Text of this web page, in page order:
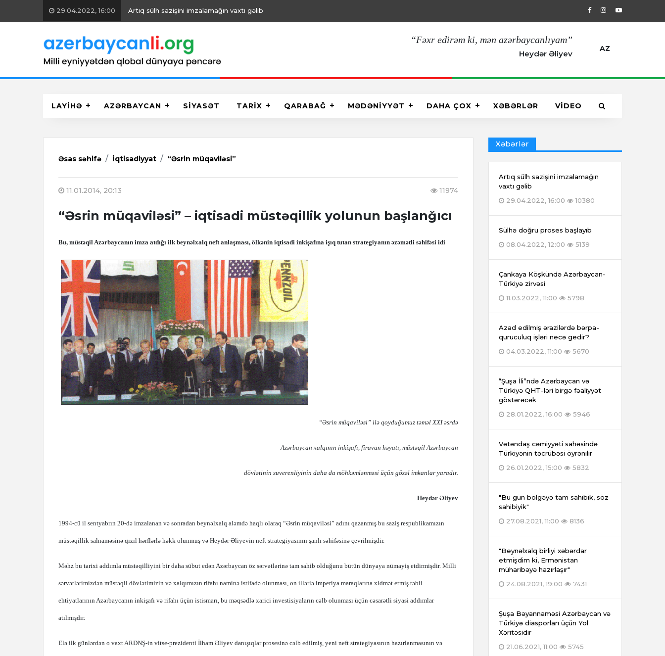
29.04.2022, 16:00 Artıq sülh sazişini imzalamağın vaxtı gəlib Çankaya
“Fəxr edirəm ki, mən azərbaycanlıyam”
Heydər Əliyev
AZ
LAYİHƏ AZƏRBAYCAN SİYASƏT TARİX QARABAĞ MƏDƏNİYYƏT DAHA ÇOX XƏBƏRLƏR VİDEO
Əsas səhifə İqtisadiyyat “Əsrin müqaviləsi”
11.01.2014, 20:13 11974
“Əsrin müqaviləsi” – iqtisadi müstəqillik yolunun başlanğıcı
Bu, müstəqil Azərbaycanın imza atdığı ilk beynəlxalq neft anlaşması, ölkənin iqtisadi inkişafına işıq tutan strategiyanın əzəmətli səhifəsi idi
“Əsrin müqaviləsi” ilə qoyduğumuz təməl XXI əsrdə
Azərbaycan xalqının inkişafı, firavan həyatı, müstəqil Azərbaycan
dövlətinin suverenliyinin daha da möhkəmlənməsi üçün gözəl imkanlar yaradır.
Heydər Əliyev
1994-cü il sentyabrın 20-də imzalanan və sonradan beynəlxalq aləmdə haqlı olaraq “Əsrin müqaviləsi” adını qazanmış bu saziş respublikamızın
müstəqillik salnaməsinə qızıl hərflərlə həkk olunmuş və Heydər Əliyevin neft strategiyasının şanlı səhifəsinə çevrilmişdir.
Məhz bu tarixi addımla müstəqilliyini bir daha sübut edən Azərbaycan öz sərvətlərinə tam sahib olduğunu bütün dünyaya nümayiş etdirmişdir. Milli
sərvətlərimizdən müstəqil dövlətimizin və xalqımızın rifahı naminə istifadə olunması, on illərlə imperiya maraqlarına xidmət etmiş təbii
ehtiyatlarının Azərbaycanın inkişafı və rifahı üçün istismarı, bu məqsədlə xarici investisiyaların cəlb olunması üçün cəsarətli siyasi addımlar
atılmışdır.
Elə ilk günlərdən o vaxt ARDNŞ-in vitse-prezidenti İlham Əliyev danışıqlar prosesinə cəlb edilmiş, yeni neft strategiyasının hazırlanmasının və
Xəbərlər
Artıq sülh sazişini imzalamağın
vaxtı gəlib
29.04.2022, 16:00
10380
Sülhə doğru proses başlayıb
08.04.2022, 12:00
5139
Çankaya Köşkündə Azərbaycan-
Türkiyə zirvəsi
11.03.2022, 11:00
5798
Azad edilmiş ərazilərdə bərpa-
quruculuq işləri necə gedir?
04.03.2022, 11:00
5670
“Şuşa İli”ndə Azərbaycan və
Türkiyə QHT-ləri birgə fəaliyyət
göstərəcək
28.01.2022, 16:00
5946
Vətəndaş cəmiyyəti sahəsində
Türkiyənin təcrübəsi öyrənilir
26.01.2022, 15:00
5832
"Bu gün bölgəyə tam sahibik, söz
sahibiyik"
27.08.2021, 11:00
8136
"Beynəlxalq birliyi xəbərdar
etmişdim ki, Ermənistan
müharibəyə hazırlaşır"
24.08.2021, 19:00
7431
Şuşa Bəyannaməsi Azərbaycan və
Türkiyə diasporları üçün Yol
Xəritəsidir
21.06.2021, 11:00
5745